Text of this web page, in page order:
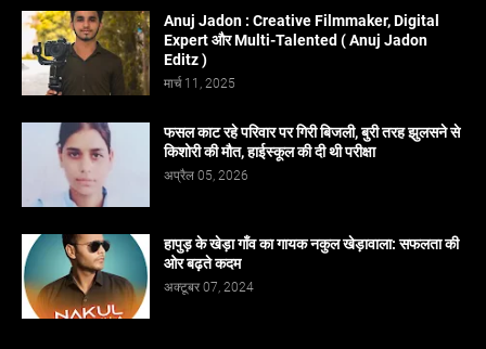
Anuj Jadon : Creative Filmmaker, Digital
Expert और Multi-Talented ( Anuj Jadon
Editz )
मार्च 11, 2025
फसल काट रहे परिवार पर गिरी बिजली, बुरी तरह झुलसने से
किशोरी की मौत, हाईस्कूल की दी थी परीक्षा
अप्रैल 05, 2026
हापुड़ के खेड़ा गाँव का गायक नकुल खेड़ावाला: सफलता की
ओर बढ़ते कदम
अक्टूबर 07, 2024